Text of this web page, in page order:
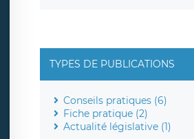
TYPES DE PUBLICATIONS
Conseils pratiques (6)
Fiche pratique (2)
Actualité législative (1)